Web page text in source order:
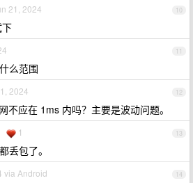
10
21, 2024
下
11
么范围
12
2024
不应在 1ms 内吗？主要是波动问题。
13
1
丢包了。
14
via Android